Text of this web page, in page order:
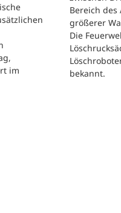
im
Bereich des
größerer
Die
bekannt.